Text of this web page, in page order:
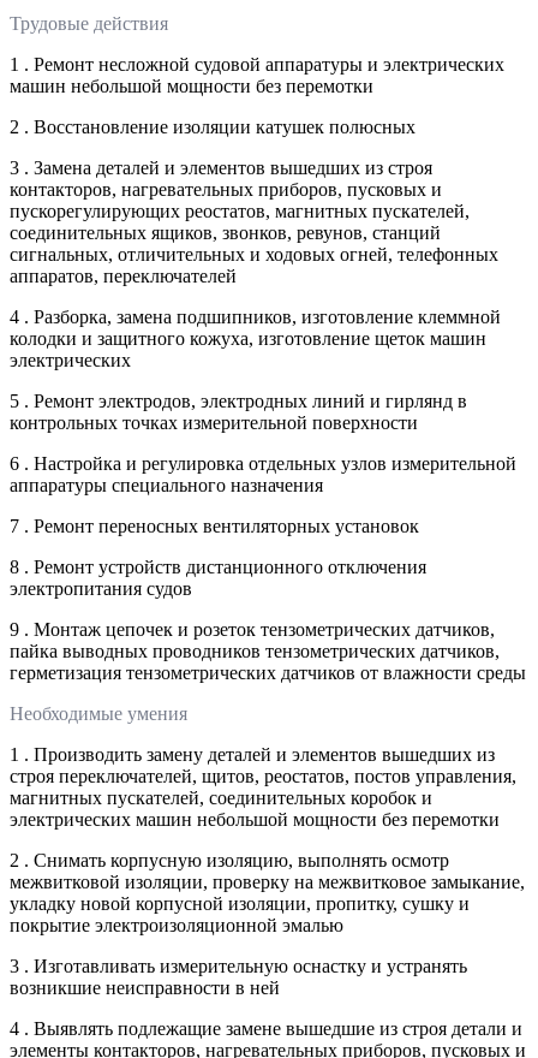
Трудовые действия
1 . Ремонт несложной судовой аппаратуры и электрических
машин небольшой мощности без перемотки
2 . Восстановление изоляции катушек полюсных
3 . Замена деталей и элементов вышедших из строя
контакторов, нагревательных приборов, пусковых и
пускорегулирующих реостатов, магнитных пускателей,
соединительных ящиков, звонков, ревунов, станций
сигнальных, отличительных и ходовых огней, телефонных
аппаратов, переключателей
4 . Разборка, замена подшипников, изготовление клеммной
колодки и защитного кожуха, изготовление щеток машин
электрических
5 . Ремонт электродов, электродных линий и гирлянд в
контрольных точках измерительной поверхности
6 . Настройка и регулировка отдельных узлов измерительной
аппаратуры специального назначения
7 . Ремонт переносных вентиляторных установок
8 . Ремонт устройств дистанционного отключения
электропитания судов
9 . Монтаж цепочек и розеток тензометрических датчиков,
пайка выводных проводников тензометрических датчиков,
герметизация тензометрических датчиков от влажности среды
Необходимые умения
1 . Производить замену деталей и элементов вышедших из
строя переключателей, щитов, реостатов, постов управления,
магнитных пускателей, соединительных коробок и
электрических машин небольшой мощности без перемотки
2 . Снимать корпусную изоляцию, выполнять осмотр
межвитковой изоляции, проверку на межвитковое замыкание,
укладку новой корпусной изоляции, пропитку, сушку и
покрытие электроизоляционной эмалью
3 . Изготавливать измерительную оснастку и устранять
возникшие неисправности в ней
4 . Выявлять подлежащие замене вышедшие из строя детали и
элементы контакторов, нагревательных приборов, пусковых и